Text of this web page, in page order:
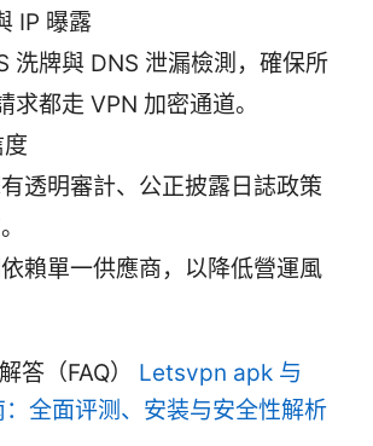
IP 曝露
洗牌與 DNS 泄漏檢測，確保所
求都走 VPN 加密通道。
透明審計、公正披露日誌政策
賴單一供應商，以降低營運風
答（FAQ） Letsvpn apk 与
全面评测、安装与安全性解析